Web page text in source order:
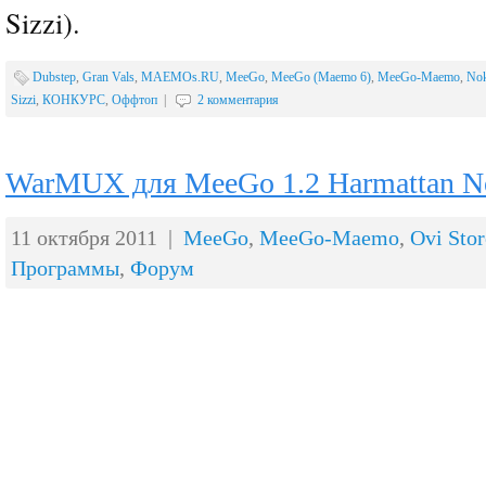
Sizzi).
Dubstep Gran Vals MAEMOs.RU MeeGo MeeGo (Maemo 6) MeeGo-Maemo
Sizzi КОНКУРС Оффтоп | 2 комментария
WarMUX для MeeGo 1.2 Harmattan
11 октября 2011 | MeeGo, MeeGo-Maemo, Ovi
Программы, Форум